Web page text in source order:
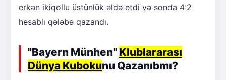
erkən ikiqollu üstünlük əldə etdi və sonda 4:2
hesablı qələbə qazandı.
"Bayern Münhen" Klublararası
Dünya Kubokunu Qazanıbmı?